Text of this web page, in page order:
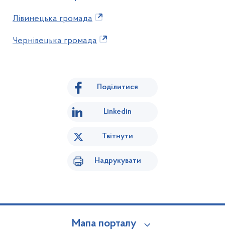
Лівинецька громада
Чернівецька громада
Поділитися
Linkedin
Твітнути
Надрукувати
Мапа порталу